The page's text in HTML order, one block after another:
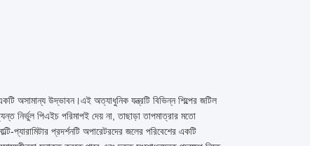
অসামান্য উদ্ভাবন।এই অত্যাধুনিক যন্ত্রটি বিভিন্ন শিল্পের জটিল
নির্ভুল পিএইচ পরিমাপই দেয় না, তাছাড়া তাপমাত্রার মতো
প্যারামিটার প্রদর্শনটি অপারেটরদের জলের পরিবেশের একটি